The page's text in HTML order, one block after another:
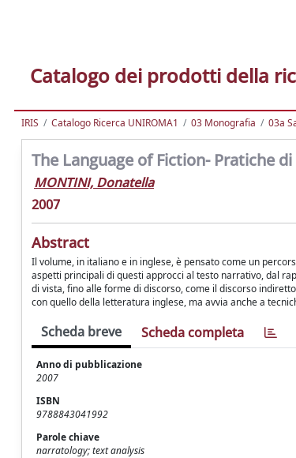
Catalogo dei prodotti della
IRIS Catalogo Ricerca UNIROMA1 03 Monografia 03a
The Language of Fiction- Pratiche
MONTINI, Donatella
2007
Abstract
Il volume, in italiano e in inglese, è pensato come un
aspetti principali di questi approcci al testo narrativo, dal
di vista, fino alle forme di discorso, come il discorso
con quello della letteratura inglese, ma avvia anche a
Scheda breve Scheda completa
Anno di pubblicazione
2007
ISBN
9788843041992
Parole chiave
narratology; text analysis